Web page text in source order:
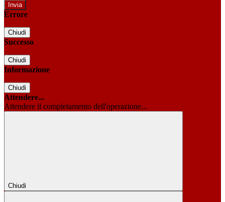
Errore
Chiudi
Successo
Chiudi
Informazione
Chiudi
Attendere...
Attendere il completamento dell'operazione...
Chiudi